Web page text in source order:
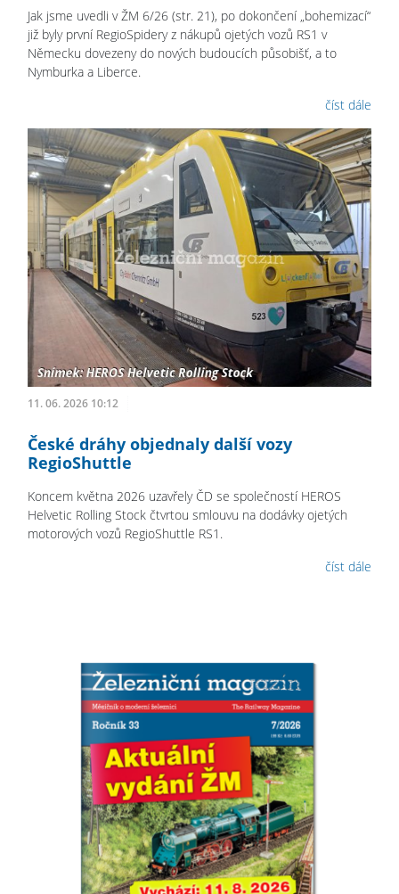
Jak jsme uvedli v ŽM 6/26 (str. 21), po dokončení „bohemizací“
již byly první RegioSpidery z nákupů ojetých vozů RS1 v
Německu dovezeny do nových budoucích působišť, a to
Nymburka a Liberce.
číst dále
11. 06. 2026 10:12
České dráhy objednaly další vozy
RegioShuttle
Koncem května 2026 uzavřely ČD se společností HEROS
Helvetic Rolling Stock čtvrtou smlouvu na dodávky ojetých
motorových vozů RegioShuttle RS1.
číst dále